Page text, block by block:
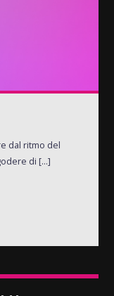
dal ritmo del
di [...]